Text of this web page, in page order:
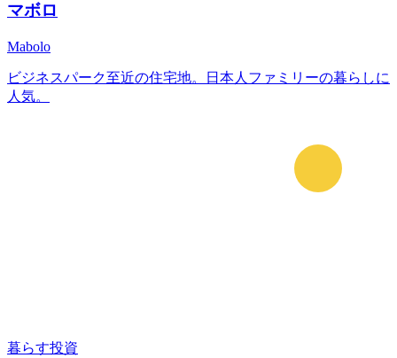
マボロ
Mabolo
ビジネスパーク至近の住宅地。日本人ファミリーの暮らしに
人気。
暮らす投資